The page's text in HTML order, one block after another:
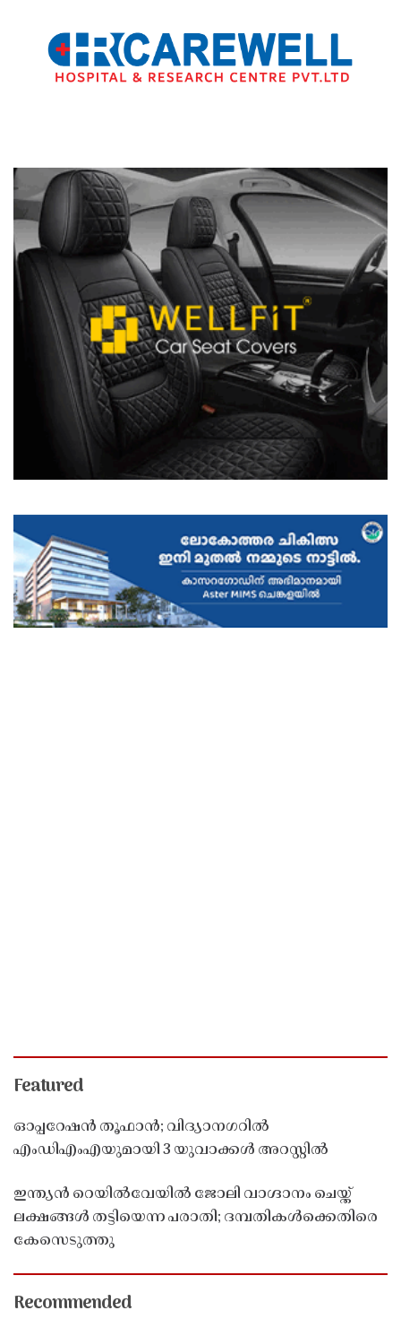
Featured
ഓപ്പറേഷൻ തൂഫാൻ; വിദ്യാനഗറിൽ
എംഡിഎംഎയുമായി 3 യുവാക്കൾ അറസ്റ്റിൽ
ഇന്ത്യൻ റെയിൽവേയിൽ ജോലി വാഗ്ദാനം ചെയ്ത്
ലക്ഷങ്ങൾ തട്ടിയെന്ന പരാതി; ദമ്പതികൾക്കെതിരെ
കേസെടുത്തു
Recommended